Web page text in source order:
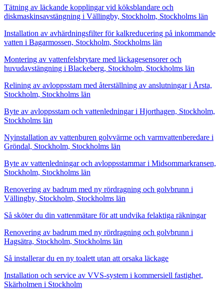
Tätning av läckande kopplingar vid köksblandare och
diskmaskinsavstängning i Vällingby, Stockholm, Stockholms län
Installation av avhärdningsfilter för kalkreducering på inkommande
vatten i Bagarmossen, Stockholm, Stockholms län
Montering av vattenfelsbrytare med läckagesensorer och
huvudavstängning i Blackeberg, Stockholm, Stockholms län
Relining av avloppsstam med återställning av anslutningar i Årsta,
Stockholm, Stockholms län
Byte av avloppsstam och vattenledningar i Hjorthagen, Stockholm,
Stockholms län
Nyinstallation av vattenburen golvvärme och varmvattenberedare i
Gröndal, Stockholm, Stockholms län
Byte av vattenledningar och avloppsstammar i Midsommarkransen,
Stockholm, Stockholms län
Renovering av badrum med ny rördragning och golvbrunn i
Vällingby, Stockholm, Stockholms län
Så sköter du din vattenmätare för att undvika felaktiga räkningar
Renovering av badrum med ny rördragning och golvbrunn i
Hagsätra, Stockholm, Stockholms län
Så installerar du en ny toalett utan att orsaka läckage
Installation och service av VVS-system i kommersiell fastighet,
Skärholmen i Stockholm